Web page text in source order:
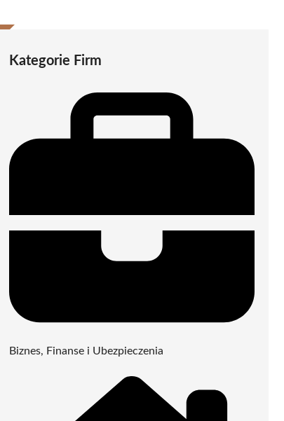
Kategorie Firm
Biznes, Finanse i Ubezpieczenia